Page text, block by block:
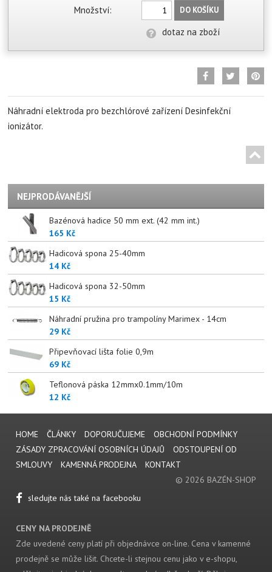
Množství:
DO KOŠÍKU
dotaz na zboží
Náhradní elektroda pro bezchlórové zařízení Desinfekční
ionizátor.
NEJPRODÁVANĚJŠÍ
Bazénová hadice 50 mm ext. (42 mm int.)
165 Kč
Hadicová spona 25-40mm
14 Kč
Hadicová spona 32-50mm
15 Kč
Náhradní pružina pro trampolíny Marimex - 14cm
29 Kč
Připevňovací lišta folie 0,9m
69 Kč
Teflonová páska 12mmx0.1mm/10m
12 Kč
HOME ČLÁNKY DOPORUČUJEME
OBCHODNÍ PODMÍNKY
ZÁSADY ZPRACOVÁNÍ OSOBNÍCH ÚDAJŮ
ODSTOUPENÍ OD
SMLOUVY
KAMENNÁ PRODEJNA
KONTAKT
© 2026 BAZÉN-SHOP
sledujte nás také na facebooku
CENY NA PRODEJNĚ
Zde uvedené ceny platí při objednávce on-line. Cena v kamenné
prodejně se může lišit. Chcete-li stejnou cenu jako v e-shopu,